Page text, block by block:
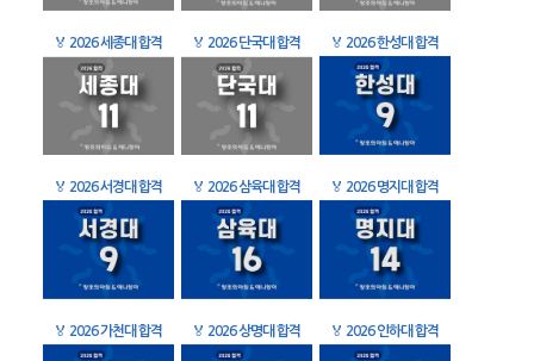
🏅 2026 세종대 합격 🏅 2026 단국대 합격 🏅 2026 한성대 합격
🏅 2026 서경대 합격 🏅 2026 삼육대 합격 🏅 2026 명지대 합격
🏅 2026 가천대 합격 🏅 2026 상명대 합격 🏅 2026 인하대 합격